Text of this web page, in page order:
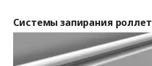
Системы запирания роллет